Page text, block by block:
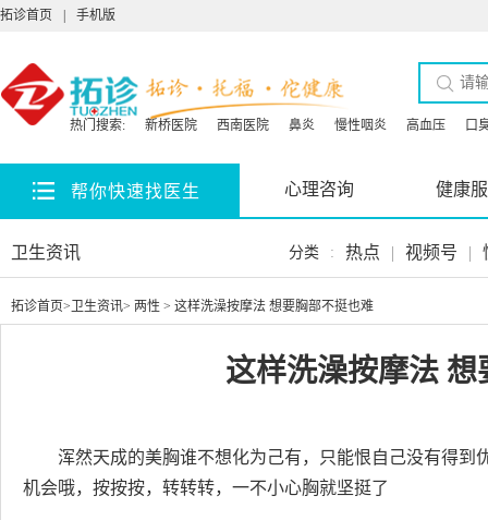
拓诊首页 手机版
热门搜索: 新桥医院 西南医院 鼻炎 慢性咽炎 高血压 口
帮你快速找医生 心理咨询 健康
卫生资讯 分类 : 热点 | 视频号 |
拓诊首页> 卫生资讯> 两性 > 这样洗澡按摩法 想要胸部不挺也难
这样洗澡按摩法
浑然天成的美胸谁不想化为己有，只能恨自己没有得
机会哦，按按按，转转转，一不小心胸就坚挺了